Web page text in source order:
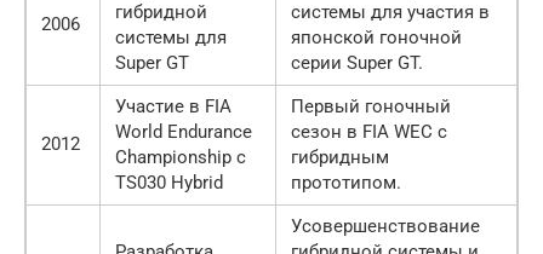
2006
гибридной
системы для
Super GT
системы для участия в
японской гоночной
серии Super GT.
2012
Участие в FIA
World Endurance
Championship с
TS030 Hybrid
Первый гоночный
сезон в FIA WEC с
гибридным
прототипом.
Усовершенствование